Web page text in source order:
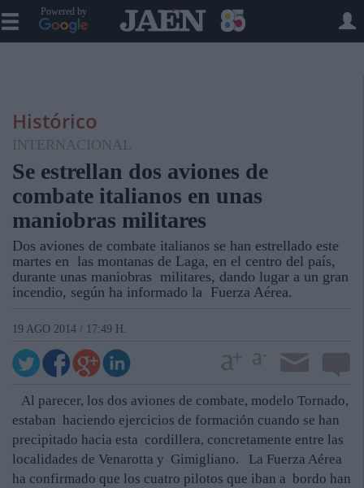
Powered by
Histórico
INTERNACIONAL
Se estrellan dos aviones de
combate italianos en unas
maniobras militares
Dos aviones de combate italianos se han estrellado este
martes en las montanas de Laga, en el centro del país,
durante unas maniobras militares, dando lugar a un gran
incendio, según ha informado la Fuerza Aérea.
19 AGO 2014 / 17:49 H.
Al parecer, los dos aviones de combate, modelo Tornado,
estaban haciendo ejercicios de formación cuando se han
precipitado hacia esta cordillera, concretamente entre las
localidades de Venarotta y Gimigliano. La Fuerza Aérea
ha confirmado que los cuatro pilotos que iban a bordo han